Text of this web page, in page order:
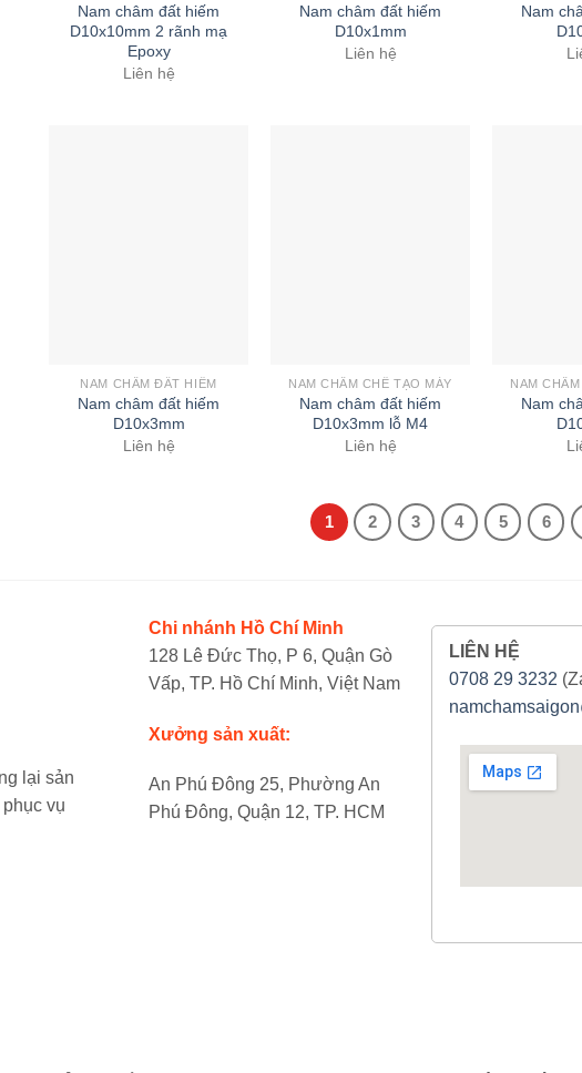
Nam châm đất hiếm
D10x10mm 2 rãnh mạ
Epoxy
Liên hệ
Nam châm đất hiếm
D10x1mm
Liên hệ
Nam
NAM CHÂM ĐẤT HIẾM
Nam châm đất hiếm
D10x3mm
Liên hệ
NAM CHÂM CHẾ TẠO MÁY
Nam châm đất hiếm
D10x3mm lỗ M4
Liên hệ
NAM
Nam
1 2 3 4 5 6
lại sản
vụ
Chi nhánh Hồ Chí Minh
128 Lê Đức Thọ, P 6, Quận Gò
Vấp, TP. Hồ Chí Minh, Việt Nam
Xưởng sản xuất:
An Phú Đông 25, Phường An
Phú Đông, Quận 12, TP. HCM
LIÊN HỆ
0708 29 3232